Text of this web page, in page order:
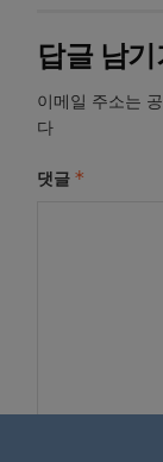
답글 남기
이메일 주소는
다
댓글 *